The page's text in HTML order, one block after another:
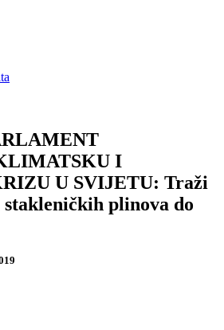
I
U SVIJETU: Traži
stakleničkih plinova do